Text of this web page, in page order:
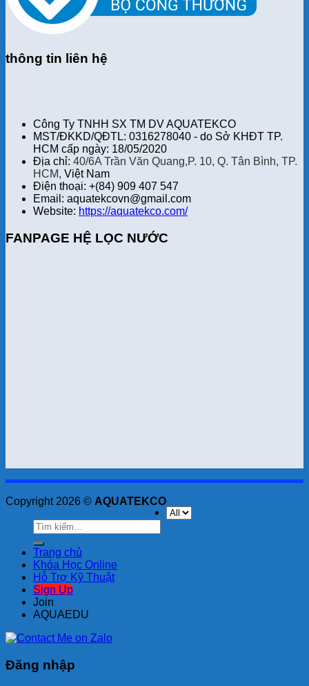
thông tin liên hệ
Công Ty TNHH SX TM DV AQUATEKCO
MST/ĐKKD/QĐTL: 0316278040 - do Sở KHĐT TP.
HCM cấp ngày: 18/05/2020
Địa chỉ: 40/6A Trần Văn Quang,P. 10, Q. Tân Bình, TP.
HCM, Việt Nam
Điện thoại: +(84) 909 407 547
Email: aquatekcovn@gmail.com
Website: https://aquatekco.com/
FANPAGE HỆ LỌC NƯỚC
Copyright 2026 © AQUATEKCO
Tìm
kiếm:
Trang chủ
Khóa Học Online
Hỗ Trợ Kỹ Thuật
Sign Up
Join
AQUAEDU
Đăng nhập